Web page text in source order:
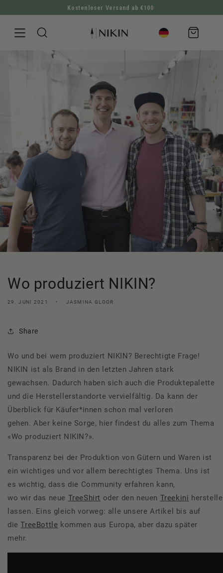
DIREKT ZUM INHALT
Kostenloser Versand ab €100
Warenkorb
Wo produziert NIKIN?
29. JUNI 2021 JASMINA GLOOR
Share
Wo und bei wem produziert NIKIN? Berechtigte Frage!
NIKIN ist als Brand in den letzten Jahren stark
gewachsen. Dadurch haben sich auch die Produktepalette
und die Herstellerstandorte vervielfältig. Da kann der
Überblick für Käufer*innen schon mal verloren
gehen. Aber keine Sorge, hier findest du alles zum Thema
«Wo produziert NIKIN?».
Transparenz bei der Produktion von Gütern und Waren ist
ein wichtiges und vor allem berechtigtes Thema. Uns ist
es wichtig, dass die Community erfahren kann,
wo wir das neue TreeShirt oder den neuen Treekini
lassen. Eins gleich vorweg: alle unsere Artikel bis auf
dieTreeBottle kommen aus Europa, aber dazu später
mehr.